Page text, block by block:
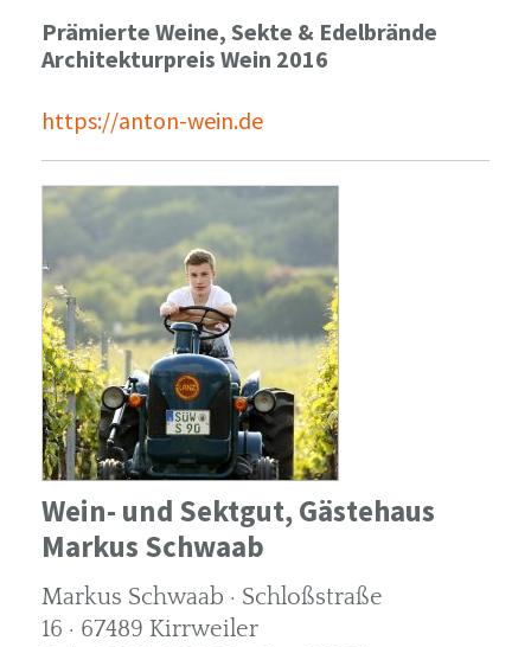
Prämierte Weine, Sekte & Edelbrände
Architekturpreis Wein 2016
https://anton-wein.de
Wein- und Sektgut, Gästehaus
Markus Schwaab
Markus Schwaab · Schloßstraße
16 · 67489 Kirrweiler